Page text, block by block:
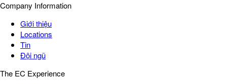
Company Information
Giới thiệu
Locations
Tin
Đội ngũ
The EC Experience